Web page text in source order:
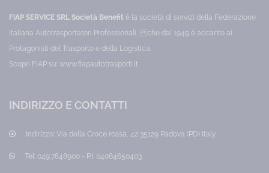
attività
con
analoghi
per
Categoria:
80,00
riferimento
ai
per
la
sicurezza
Categoria:
65,00
FIAP SERVICE SRL Società Benefit è la società di servizi della Federazione
Italiana Autotrasportatori Professionali, che dal 1949 è accanto ai
Protagonisti del Trasporto e della Logistica.
Scopri FIAP su: www.fiapautotrasporti.it
INDIRIZZO E CONTATTI
Indirizzo: Via della Croce rossa, 42 35129 Padova (PD) Italy
Tel: 049.7848900 - P.I. 04064650403